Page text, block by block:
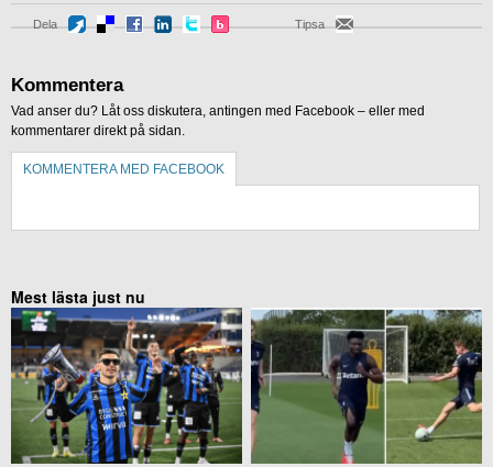
Dela Tipsa
Kommentera
Vad anser du? Låt oss diskutera, antingen med Facebook – eller med
kommentarer direkt på sidan.
KOMMENTERA MED FACEBOOK
Mest lästa just nu